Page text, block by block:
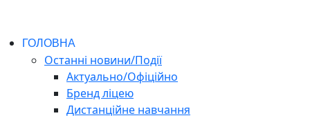
ГОЛОВНА
Останні новини/Події
Актуально/Офіційно
Бренд ліцею
Дистанційне навчання